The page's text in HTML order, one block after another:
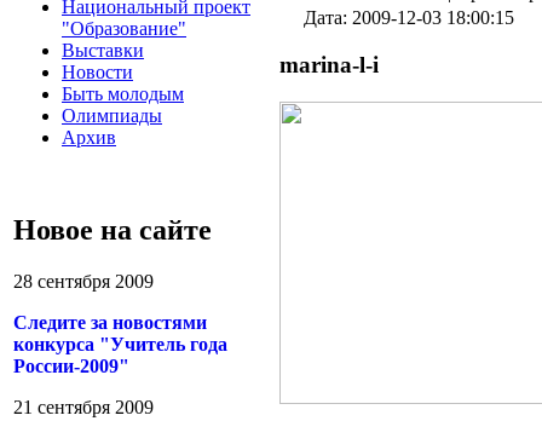
Национальный проект
"Образование"
Выставки
Новости
Быть молодым
Олимпиады
Архив
Новое на сайте
28 сентября 2009
Следите за новостями
конкурса "Учитель года
России-2009"
21 сентября 2009
Дата: 2009-12-03 18:00:15
marina-l-i